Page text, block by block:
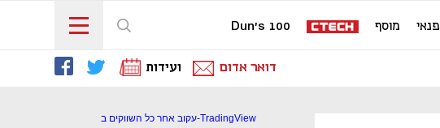
פנאי מוסף Dun's 100
דואר אדום ועידות
עקוב אחר כל השווקים ב-TradingView